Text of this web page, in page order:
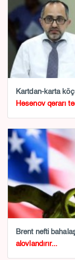
Kartdan-karta
Həsənov qərarı
Brent nefti
alovlandırır...